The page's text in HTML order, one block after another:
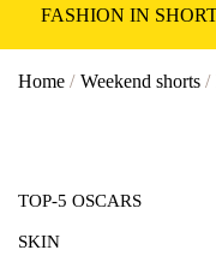
FASHION IN
Home / Weekend shorts /
TOP-5 OSCARS
SKIN